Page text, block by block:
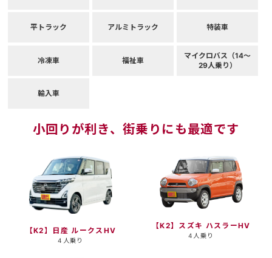
平トラック アルミトラック 特装車
冷凍車 福祉車
マイクロバス（14～
29人乗り）
輸入車
小回りが利き、街乗りにも最適です
【K2】日産 ルークスHV
4人乗り
【K2】スズキ ハスラーHV
4人乗り